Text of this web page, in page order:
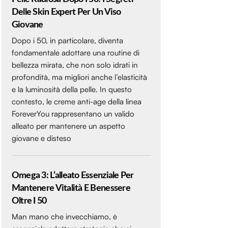
Delle Skin Expert Per Un Viso
Giovane
Dopo i 50, in particolare, diventa
fondamentale adottare una routine di
bellezza mirata, che non solo idrati in
profondità, ma migliori anche l’elasticità
e la luminosità della pelle. In questo
contesto, le creme anti-age della linea
ForeverYou rappresentano un valido
alleato per mantenere un aspetto
giovane e disteso
Omega 3: L’alleato Essenziale Per
Mantenere Vitalità E Benessere
Oltre I 50
Man mano che invecchiamo, è